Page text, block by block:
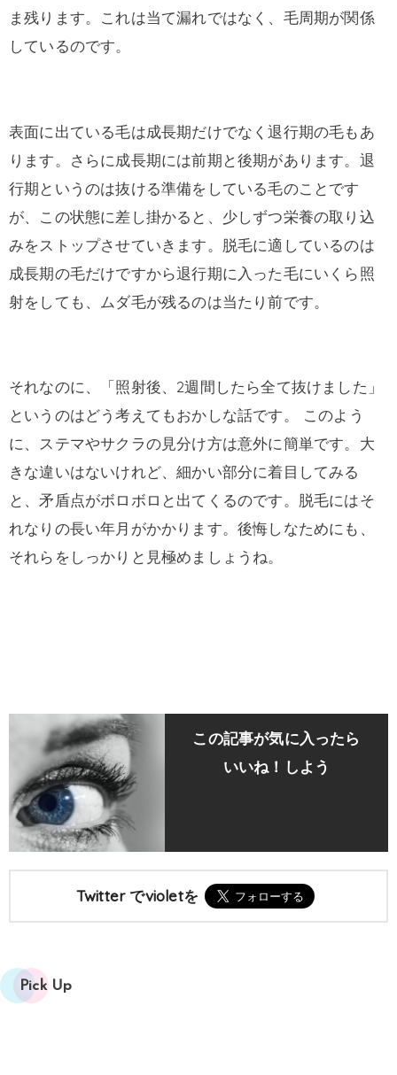
ま残ります。これは当て漏れではなく、毛周期が関係
しているのです。
表面に出ている毛は成長期だけでなく退行期の毛もあ
ります。さらに成長期には前期と後期があります。退
行期というのは抜ける準備をしている毛のことです
が、この状態に差し掛かると、少しずつ栄養の取り込
みをストップさせていきます。脱毛に適しているのは
成長期の毛だけですから退行期に入った毛にいくら照
射をしても、ムダ毛が残るのは当たり前です。
それなのに、「照射後、2週間したら全て抜けました」
というのはどう考えてもおかしな話です。 このよう
に、ステマやサクラの見分け方は意外に簡単です。大
きな違いはないけれど、細かい部分に着目してみる
と、矛盾点がボロボロと出てくるのです。脱毛にはそ
れなりの長い年月がかかります。後悔しなためにも、
それらをしっかりと見極めましょうね。
この記事が気に入ったら
いいね！しよう
Twitter でvioletを
Pick Up